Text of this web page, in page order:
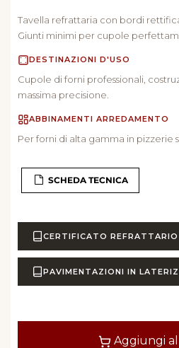
Tavella refrattaria con bordi
Giunti minimi per cupole
DESTINAZIONI D'USO
Cupole di forni professionali,
massima precisione.
ABBINAMENTI ARREDAMENTO
Per forni di alta gamma in pizzerie
SCHEDA TECNICA
CERTIFICATO REFRATTARIO
PAVIMENTAZIONI IN
Aggiungi